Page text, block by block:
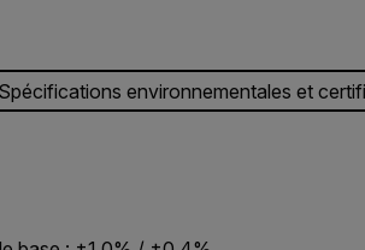
Spécifications environnementales et